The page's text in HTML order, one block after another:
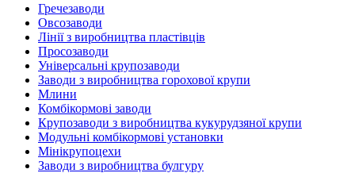
Гречезаводи
Овсозаводи
Лінії з виробництва пластівців
Просозаводи
Універсальні крупозаводи
Заводи з виробництва горохової крупи
Млини
Комбікормові заводи
Крупозаводи з виробництва кукурудзяної крупи
Модульні комбікормові установки
Мінікрупоцехи
Заводи з виробництва булгуру